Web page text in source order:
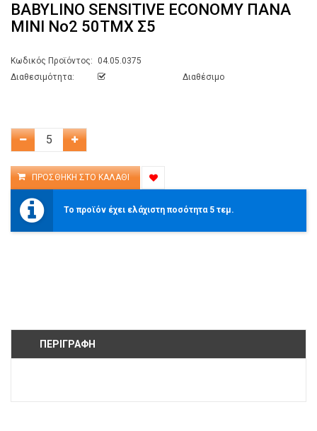
BABYLINO SENSITIVE ECONOMY ΠΑΝΑ
MINI No2 50TMX Σ5
Κωδικός Προϊόντος:
04.05.0375
Διαθεσιμότητα:
Διαθέσιμο
Το προϊόν έχει ελάχιστη ποσότητα 5 τεμ.
ΠΕΡΙΓΡΑΦΉ